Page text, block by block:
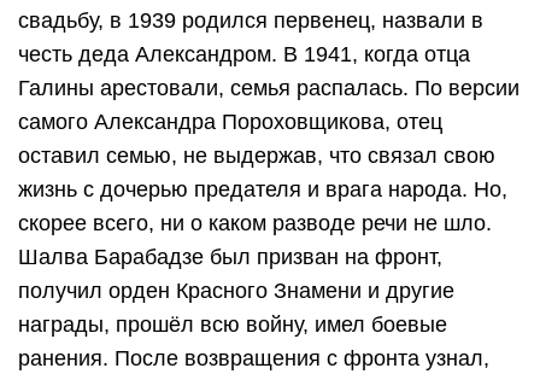
свадьбу, в 1939 родился первенец, назвали в
честь деда Александром. В 1941, когда отца
Галины арестовали, семья распалась. По версии
самого Александра Пороховщикова, отец
оставил семью, не выдержав, что связал свою
жизнь с дочерью предателя и врага народа. Но,
скорее всего, ни о каком разводе речи не шло.
Шалва Барабадзе был призван на фронт,
получил орден Красного Знамени и другие
награды, прошёл всю войну, имел боевые
ранения. После возвращения с фронта узнал,